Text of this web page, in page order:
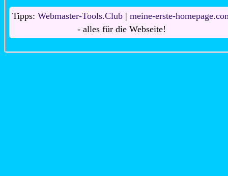
Tipps: Webmaster-Tools.Club| meine-erste-
- alles für die Webseite!